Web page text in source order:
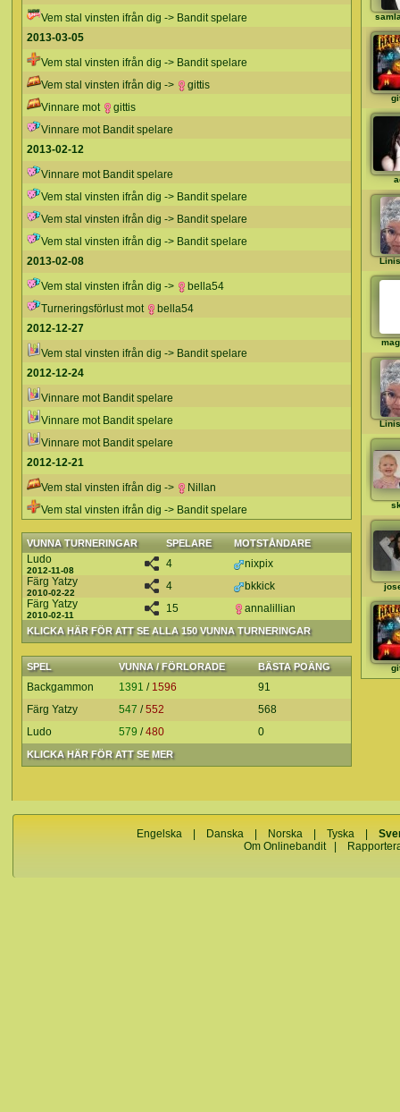
Vem stal vinsten ifrån dig -> Bandit spelare
2013-03-05
Vem stal vinsten ifrån dig -> Bandit spelare
Vem stal vinsten ifrån dig ->
gittis
Vinnare mot
gittis
Vinnare mot Bandit spelare
2013-02-12
Vinnare mot Bandit spelare
Vem stal vinsten ifrån dig -> Bandit spelare
Vem stal vinsten ifrån dig -> Bandit spelare
Vem stal vinsten ifrån dig -> Bandit spelare
2013-02-08
Vem stal vinsten ifrån dig ->
bella54
Turneringsförlust mot
bella54
2012-12-27
Vem stal vinsten ifrån dig -> Bandit spelare
2012-12-24
Vinnare mot Bandit spelare
Vinnare mot Bandit spelare
Vinnare mot Bandit spelare
2012-12-21
Vem stal vinsten ifrån dig ->
Nillan
Vem stal vinsten ifrån dig -> Bandit spelare
VUNNA TURNERINGAR SPELARE MOTSTÅNDARE
KLICKA HÄR FÖR ATT SE ALLA 150 VUNNA TURNERINGAR
Ludo
2012-11-08
4
nixpix
Färg Yatzy
2010-02-22
4
bkkick
Färg Yatzy
2010-02-11
15 annalillian
SPEL VUNNA / FÖRLORADE BÄSTA POÄNG
KLICKA HÄR FÖR ATT SE MER
Backgammon 1391 / 1596
91
Färg Yatzy
547 /552
568
Ludo
579 /480 0
Engelska Danska Norska |Tyska |
Om Onlinebandit|